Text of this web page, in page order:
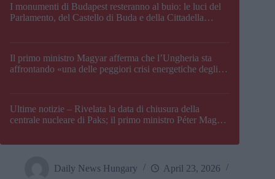
I monumenti di Budapest resteranno al buio: le luci del
Parlamento, del Castello di Buda e della Cittadella
Il primo ministro Magyar afferma che l’Ungheria sta
affrontando «una delle peggiori crisi energetiche degli
Ultime notizie – Rivelata la data di chiusura della
centrale nucleare di Paks; il primo ministro Péter Magyar
Daily News Hungary
April 23, 2026